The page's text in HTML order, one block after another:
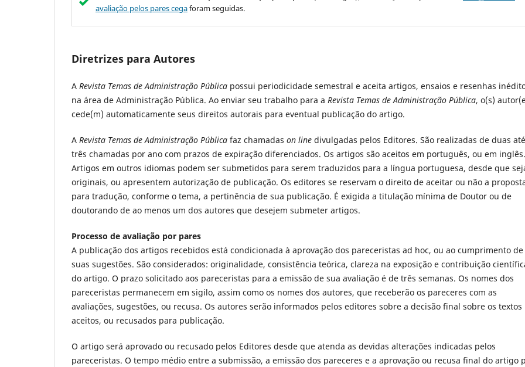
avaliação pelos pares cegaforam seguidas.
Diretrizes para Autores
A Revista Temas de Administração Pública possui periodicidade semestral e aceita artigos, ensaios e resenhas
na área de Administração Pública. Ao enviar seu trabalho para a Revista Temas de Administração Pública, o(s)
cede(m) automaticamente seus direitos autorais para eventual publicação do artigo.
A Revista Temas de Administração Pública faz chamadas on line divulgadas pelos Editores. São realizadas de duas até
três chamadas por ano com prazos de expiração diferenciados. Os artigos são aceitos em português, ou em inglês.
Artigos em outros idiomas podem ser submetidos para serem traduzidos para a língua portuguesa, desde que
originais, ou apresentem autorização de publicação. Os editores se reservam o direito de aceitar ou não a
para tradução, conforme o tema, a pertinência de sua publicação. É exigida a titulação mínima de Doutor ou de
doutorando de ao menos um dos autores que desejem submeter artigos.
Processo de avaliação por pares
A publicação dos artigos recebidos está condicionada à aprovação dos pareceristas ad hoc, ou ao cumprimento de
suas sugestões. São considerados: originalidade, consistência teórica, clareza na exposição e contribuição
do artigo. O prazo solicitado aos pareceristas para a emissão de sua avaliação é de três semanas. Os nomes dos
pareceristas permanecem em sigilo, assim como os nomes dos autores, que receberão os pareceres com as
avaliações, sugestões, ou recusa. Os autores serão informados pelos editores sobre a decisão final sobre os textos
aceitos, ou recusados para publicação.
O artigo será aprovado ou recusado pelos Editores desde que atenda as devidas alterações indicadas pelos
pareceristas. O tempo médio entre a submissão, a emissão dos pareceres e a aprovação ou recusa final do artigo